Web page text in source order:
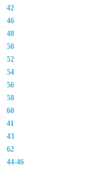
42
46
48
50
52
54
56
58
60
41
43
62
44-46